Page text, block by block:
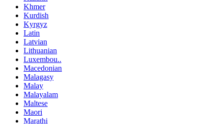
Khmer
Kurdish
Kyrgyz
Latin
Latvian
Lithuanian
Luxembou..
Macedonian
Malagasy
Malay
Malayalam
Maltese
Maori
Marathi